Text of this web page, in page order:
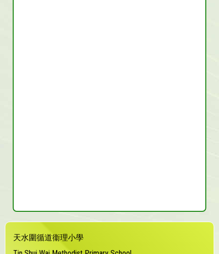
天水圍循道衞理小學